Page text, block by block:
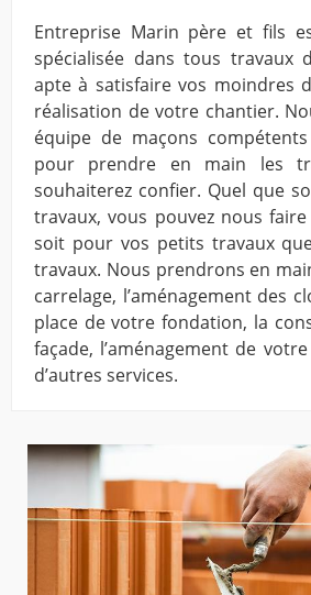
Entreprise Marin père et fils
spécialisée dans tous travaux
apte à satisfaire vos moindres
réalisation de votre chantier.
équipe de maçons
pour prendre en main les
souhaiterez confier. Quel que
travaux, vous pouvez nous
soit pour vos petits travaux
travaux. Nous prendrons en
carrelage, l’aménagement des
place de votre fondation, la
façade, l’aménagement de
d’autres services.